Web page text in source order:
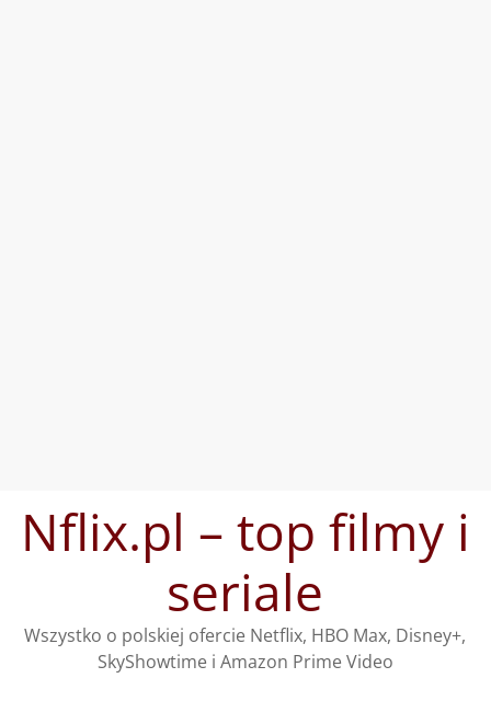
treściNflix.pl – top filmy i
seriale
Wszystko o polskiej ofercie Netflix, HBO Max, Disney+,
SkyShowtime i Amazon Prime Video